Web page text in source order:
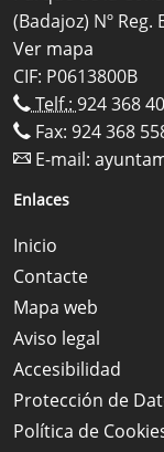
(Badajoz) Nº Reg.
Ver mapa
CIF: P0613800B
Telf.: 924 368
Fax: 924 368
E-mail:
Enlaces
Inicio
Contacte
Mapa web
Aviso legal
Accesibilidad
Protección de
Política de